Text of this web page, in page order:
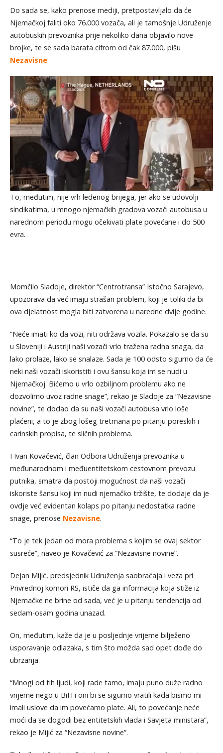
Do sada se, kako prenose mediji, pretpostavljalo da će
Njemačkoj faliti oko 76.000 vozača, ali je tamošnje Udruženje
autobuskih prevoznika prije nekoliko dana objavilo nove
brojke, te se sada barata cifrom od čak 87.000, pišu
Nezavisne.
To, međutim, nije vrh ledenog brijega, jer ako se udovolji
sindikatima, u mnogo njemačkih gradova vozači autobusa u
narednom periodu mogu očekivati plate povećane i do 500
evra.
Momčilo Sladoje, direktor “Centrotransa” Istočno Sarajevo,
upozorava da već imaju strašan problem, koji je toliki da bi
ova djelatnost mogla biti zatvorena u naredne dvije godine.
“Neće imati ko da vozi, niti održava vozila. Pokazalo se da su
u Sloveniji i Austriji naši vozači vrlo tražena radna snaga, da
lako prolaze, lako se snalaze. Sada je 100 odsto sigurno da će
neki naši vozači iskoristiti i ovu šansu koja im se nudi u
Njemačkoj. Bićemo u vrlo ozbiljnom problemu ako ne
dozvolimo uvoz radne snage”, rekao je Sladoje za “Nezavisne
novine”, te dodao da su naši vozači autobusa vrlo loše
plaćeni, a to je zbog lošeg tretmana po pitanju poreskih i
carinskih propisa, te sličnih problema.
I Ivan Kovačević, član Odbora Udruženja prevoznika u
međunarodnom i međuentitetskom cestovnom prevozu
putnika, smatra da postoji mogućnost da naši vozači
iskoriste šansu koji im nudi njemačko tržište, te dodaje da je
ovdje već evidentan kolaps po pitanju nedostatka radne
snage, prenose Nezavisne.
“To je tek jedan od mora problema s kojim se ovaj sektor
susreće”, naveo je Kovačević za “Nezavisne novine”.
Dejan Mijić, predsjednik Udruženja saobraćaja i veza pri
Privrednoj komori RS, ističe da ga informacija koja stiže iz
Njemačke ne brine od sada, već je u pitanju tendencija od
sedam-osam godina unazad.
On, međutim, kaže da je u posljednje vrijeme bilježeno
usporavanje odlazaka, s tim što možda sad opet dođe do
ubrzanja.
“Mnogi od tih ljudi, koji rade tamo, imaju puno duže radno
vrijeme nego u BiH i oni bi se sigurno vratili kada bismo mi
imali uslove da im povećamo plate. Ali, to povećanje neće
moći da se dogodi bez entitetskih vlada i Savjeta ministara”,
rekao je Mijić za “Nezavisne novine”.